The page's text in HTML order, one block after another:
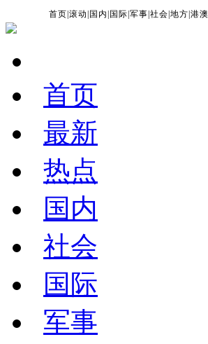
首页 |滚动 国内 国际 |军事 |社会 |地方 |港澳
首页
最新
热点
国内
社会
国际
军事